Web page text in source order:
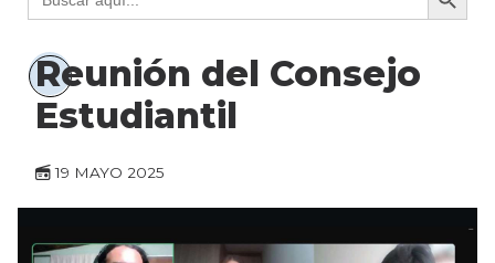
Reunión del Consejo
Estudiantil
19 MAYO 2025